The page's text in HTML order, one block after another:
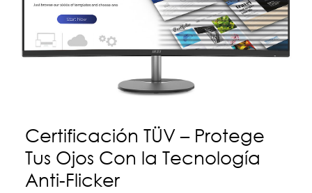
Certificación TÜV – Protege
Tus Ojos Con la Tecnología
Anti-Flicker